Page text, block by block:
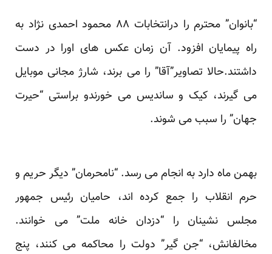
“بانوان” محترم را درانتخابات ۸۸ محمود احمدی نژاد به
راه پیمایان افزود. آن زمان عکس های اورا در دست
داشتند.حالا تصاویر”آقا” را می برند، شارژ مجانی موبایل
می گیرند، کیک و ساندیس می خورندو براستی “حیرت
جهان” را سبب می شوند.
بهمن ماه دارد به انجام می رسد. “نامحرمان” دیگر حریم و
حرم انقلاب را جمع کرده اند، حامیان رئیس جمهور
مجلس نشینان را “دزدان خانه ملت” می خوانند.
مخالفانش، “جن گیر” دولت را محاکمه می کنند، پنج